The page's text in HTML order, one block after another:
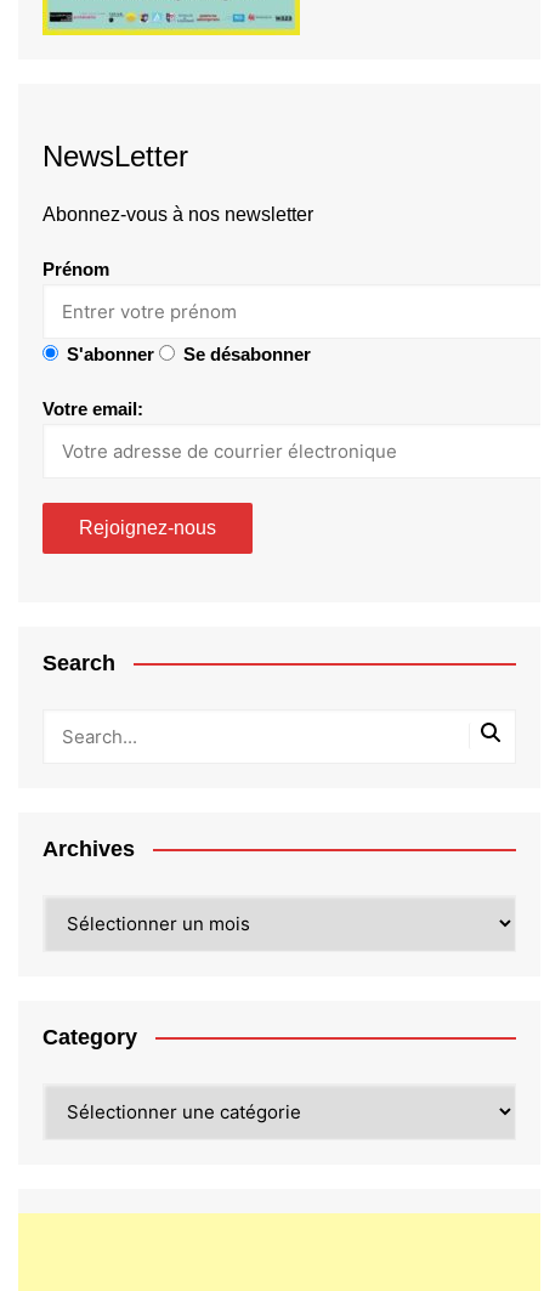
NewsLetter
Abonnez-vous à nos newsletter
Prénom
S'abonner Se désabonner
Votre email:
Search
Archives
Category